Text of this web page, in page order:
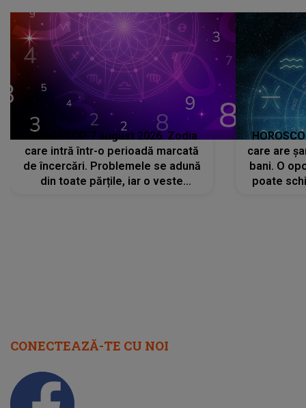
HOROSCOP 7 august 2026. Zodia
care intră într-o perioadă marcată
de încercări. Problemele se adună
din toate părțile, iar o veste
care are
bani. O
poate
CONECTEAZĂ-TE CU NOI